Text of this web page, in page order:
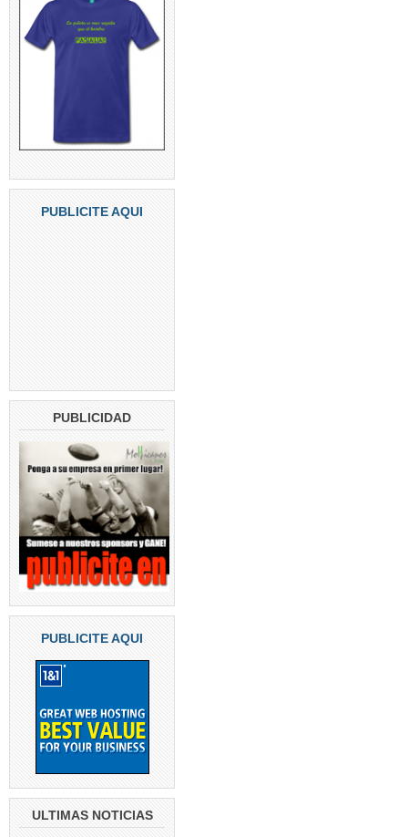
PUBLICITE AQUI
PUBLICIDAD
PUBLICITE AQUI
ULTIMAS NOTICIAS